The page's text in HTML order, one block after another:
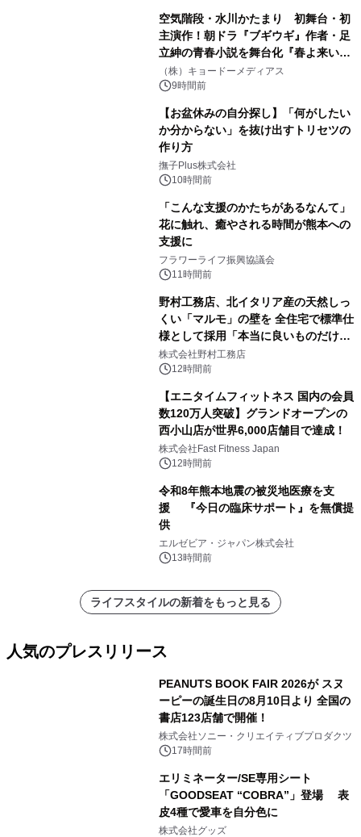
空気階段・水川かたまり 初舞台・初
主演作！朝ドラ『ブギウギ』作者・足
立紳の青春小説を舞台化『春よ来い、
マジで来い』キービジュアル解禁！
（株）キョードーメディアス
9時間前
【お盆休みの自分探し】「何がしたい
か分からない」を抜け出すトリセツの
作り方
撫子Plus株式会社
10時間前
「こんな支援のかたちがあるなんて」
花に触れ、癒やされる時間が熊本への
支援に
フラワーライフ振興協議会
11時間前
野村工務店、北イタリア産の天然しっ
くい「マルモ」の壁を 全住宅で標準仕
様として採用「本当に良いものだけに
こだわる」
株式会社野村工務店
12時間前
【エニタイムフィットネス 国内の会員
数120万人突破】グランドオープンの
西小山店が世界6,000店舗目で達成！
株式会社Fast Fitness Japan
12時間前
令和8年熊本地震の被災地医療を支
援 『今日の臨床サポート』を無償提
供
エルゼビア・ジャパン株式会社
13時間前
ライフスタイルの新着をもっと見る
人気のプレスリリース
PEANUTS BOOK FAIR 2026が スヌ
ーピーの誕生日の8月10日より 全国の
書店123店舗で開催！
株式会社ソニー・クリエイティブプロダクツ
17時間前
エリミネーター/SE専用シート
「GOODSEAT “COBRA”」登場 表
皮4種で愛車を自分色に
株式会社グッズ